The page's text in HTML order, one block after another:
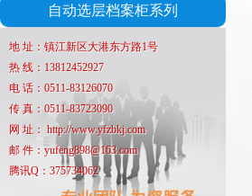
自动选层档案柜系列
地 址：镇江新区大港东方路1号
热 线：13812452927
电 话：0511-83126070
传 真：0511-83723090
网 址： http://www.yfzbkj.com
邮 件：yufeng898@163.com
腾讯Q：375734062